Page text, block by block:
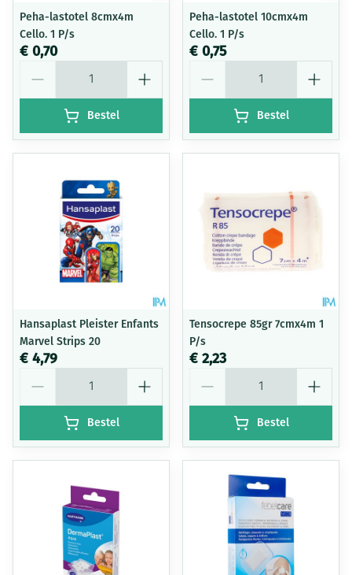
Peha-lastotel 8cmx4m
Cello. 1 P/s
€ 0,70
Bestel
Peha-lastotel 10cmx4m
Cello. 1 P/s
€ 0,75
Bestel
Hansaplast Pleister Enfants
Marvel Strips 20
€ 4,79
Bestel
Tensocrepe 85gr 7cmx4m 1
P/s
€ 2,23
Bestel